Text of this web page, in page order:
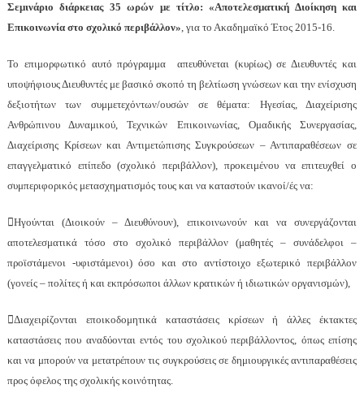
Σεμινάριο διάρκειας 35 ωρών με τίτλο: «Αποτελεσματική Διοίκηση και
Επικοινωνία στο σχολικό περιβάλλον», για το Ακαδημαϊκό Έτος 2015-16.
Το επιμορφωτικό αυτό πρόγραμμα απευθύνεται (κυρίως) σε Διευθυντές και
υποψήφιους Διευθυντές με βασικό σκοπό τη βελτίωση γνώσεων και την ενίσχυση
δεξιοτήτων των συμμετεχόντων/ουσών σε θέματα: Ηγεσίας, Διαχείρισης
Ανθρώπινου Δυναμικού, Τεχνικών Επικοινωνίας, Ομαδικής Συνεργασίας,
Διαχείρισης Κρίσεων και Αντιμετώπισης Συγκρούσεων – Αντιπαραθέσεων σε
επαγγελματικό επίπεδο (σχολικό περιβάλλον), προκειμένου να επιτευχθεί o
συμπεριφορικός μετασχηματισμός τους και να καταστούν ικανοί/ές να:
Ηγούνται (Διοικούν – Διευθύνουν), επικοινωνούν και να συνεργάζονται
αποτελεσματικά τόσο στο σχολικό περιβάλλον (μαθητές – συνάδελφοι –
προϊστάμενοι -υφιστάμενοι) όσο και στο αντίστοιχο εξωτερικό περιβάλλον
(γονείς – πολίτες ή και εκπρόσωποι άλλων κρατικών ή ιδιωτικών οργανισμών),
Διαχειρίζονται εποικοδομητικά καταστάσεις κρίσεων ή άλλες έκτακτες
καταστάσεις που αναδύονται εντός του σχολικού περιβάλλοντος, όπως επίσης
και να μπορούν να μετατρέπουν τις συγκρούσεις σε δημιουργικές αντιπαραθέσεις
προς όφελος της σχολικής κοινότητας.